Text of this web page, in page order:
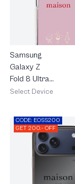
Samsung
Galaxy Z
Fold 8 Ultra
Clear
maison
KEEPS The
Chemistry
Select Device
CODE: EOSS200
GET 200.- OFF